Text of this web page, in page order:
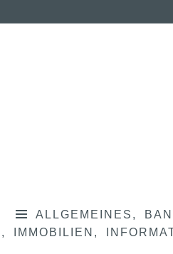
ALLGEMEINES
IMMOBILIEN